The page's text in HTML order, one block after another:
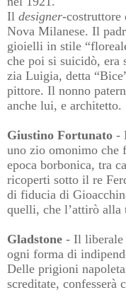
Il designer-
Nova Milanese. Il
gioielli in stile
che poi si suicidò, era
zia Luigia, detta
pittore. Il nonno
anche lui, e architetto.
Giustino Fortunato -
uno zio omonimo che
epoca borbonica, tra
ricoperti sotto il re
di fiducia di
quelli, che l’attirò alla
Gladstone - Il liberale
ogni forma di
Delle prigioni
screditate, confesserà